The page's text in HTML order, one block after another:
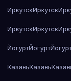
ИркутскИркутск
ИркутскИркутск
ЙогуртЙогурт
КазаньКазань